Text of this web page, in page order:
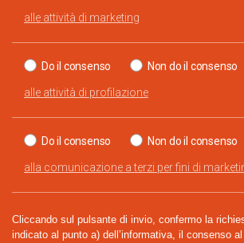
alle attività di marketing
Do il consenso Non do il consenso
alle attività di profilazione
Do il consenso Non do il consenso
alla comunicazione a terzi per fini di
Cliccando sul pulsante di invio, confermo la
indicato al punto a) dell’informativa, il consenso